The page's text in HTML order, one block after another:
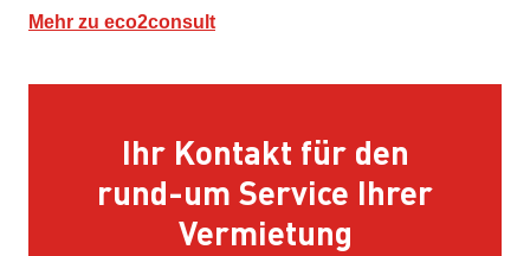
Mehr zu eco2consult
Ihr Kontakt für den
rund-um Service Ihrer
Vermietung